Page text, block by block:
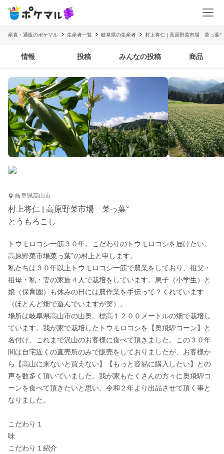
産直・通販のポケマル 生産者一覧 岐阜県の生産者 村上将仁 | 高原野菜市場 菜っ葉°
情報 投稿 みんなの投稿 商品
岐阜県高山市
村上将仁 | 高原野菜市場 菜っ葉°
とうもろこし
トウモロコシ一筋３０年。こだわりのトウモロコシを届けたい。
高原野菜市場菜っ葉°の村上と申します。
私たちは３０年以上トウモロコシ一筋で農業をしており、祖父・
祖母・私・妻の家族４人で栽培をしています。息子（小学生）と
娘（保育園）も休みの日には農作業を手伝って？くれています
（ほとんど畑で遊んでいますが笑）。
場所は岐阜県高山市の山奥。標高１２００メートルの畑で栽培し
ています。我が家で栽培したトウモロコシを【奥飛騨コーン】と
名付け、これまで沢山のお客様に食べて頂きました。この３０年
間は自宅近くの直売所のみで販売をしておりましたが、お客様か
ら【高山に来ないと買えない】【もっと容易に購入したい】との
声を数多く頂いていました。我が家もたくさんの方々に奥飛騨コ
ーンを食べて頂きたいと思い、令和２年より出品させて頂く事と
なりました。
こだわり１
味
こだわり１紹介